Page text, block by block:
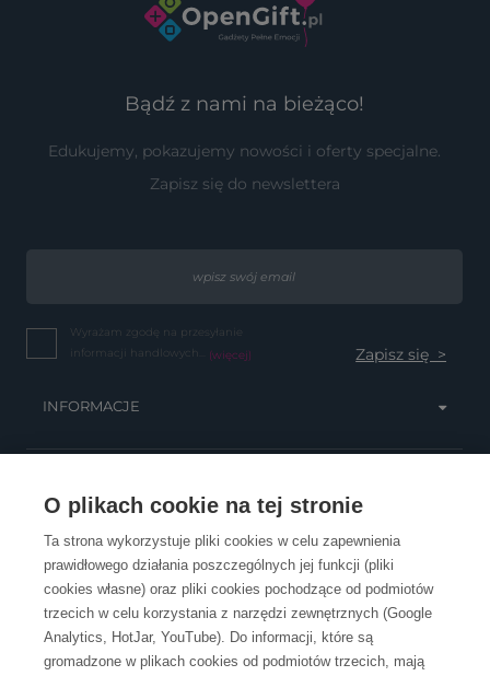
O plikach cookie na tej stronie
Ta strona wykorzystuje pliki cookies w celu zapewnienia
prawidłowego działania poszczególnych jej funkcji (pliki
cookies własne) oraz pliki cookies pochodzące od podmiotów
trzecich w celu korzystania z narzędzi zewnętrznych (Google
Analytics, HotJar, YouTube). Do informacji, które są
gromadzone w plikach cookies od podmiotów trzecich, mają
Bądź z nami na bieżąco!
Edukujemy, pokazujemy nowości i oferty specjalne.
Zapisz się do newslettera
Wyrażam zgodę na przesyłanie
informacji handlowych... (więcej)
INFORMACJE
OBSŁUGA KLIENTA
KONTAKT